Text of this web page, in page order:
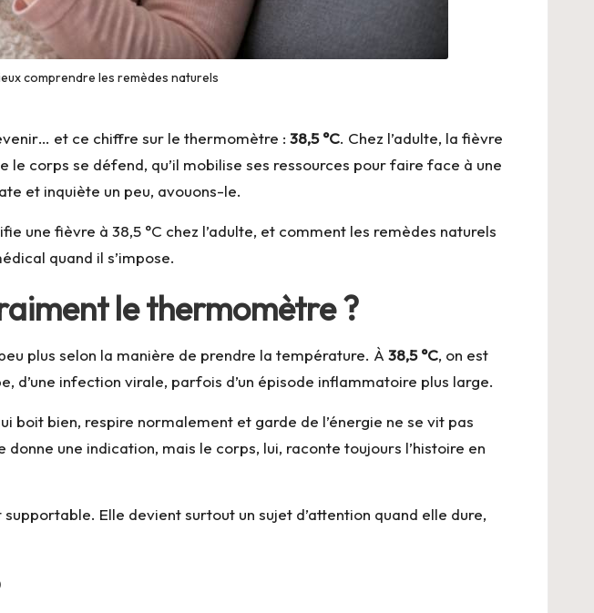
comprendre les remèdes naturels
et ce chiffre sur le thermomètre : 38,5 °C. Chez l’adulte, la fièvre
corps se défend, qu’il mobilise ses ressources pour faire face à une
et inquiète un peu, avouons-le.
une fièvre à 38,5 °C chez l’adulte, et comment les remèdes naturels
quand il s’impose.
le thermomètre ?
plus selon la manière de prendre la température. À 38,5 °C, on est
d’une infection virale, parfois d’un épisode inflammatoire plus large.
boit bien, respire normalement et garde de l’énergie ne se vit pas
une indication, mais le corps, lui, raconte toujours l’histoire en
Elle devient surtout un sujet d’attention quand elle dure,